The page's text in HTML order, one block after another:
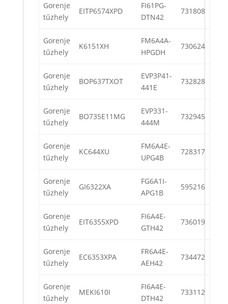
Gorenje
tűzhely
EITP6574XPD
FI61PG-
DTN42
731808
Gorenje
tűzhely
K6151XH
FM6A4A-
HPGDH
730624
Gorenje
tűzhely
BOP637TXOT
EVP3P41-
441E
732828
Gorenje
tűzhely
BO735E11MG
EVP331-
444M
732945
Gorenje
tűzhely
KC644XU
FM6A4E-
UPG4B
728317
Gorenje
tűzhely
GI6322XA
FG6A1I-
APG1B
595216
Gorenje
tűzhely
EIT6355XPD
FI6A4E-
GTH42
736019
Gorenje
tűzhely
EC6353XPA
FR6A4E-
AEH42
734472
Gorenje
tűzhely
MEKI610I
FI6A4E-
DTH42
733112